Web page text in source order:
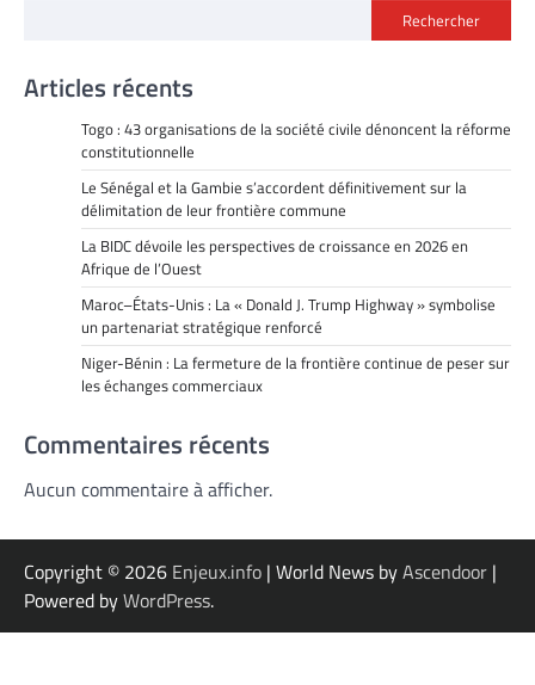
Rechercher
Articles récents
Togo : 43 organisations de la société civile dénoncent la réforme
constitutionnelle
Le Sénégal et la Gambie s’accordent définitivement sur la
délimitation de leur frontière commune
La BIDC dévoile les perspectives de croissance en 2026 en
Afrique de l’Ouest
Maroc–États-Unis : La « Donald J. Trump Highway » symbolise
un partenariat stratégique renforcé
Niger-Bénin : La fermeture de la frontière continue de peser sur
les échanges commerciaux
Commentaires récents
Aucun commentaire à afficher.
Copyright © 2026 Enjeux.info | World News byAscendoor |
Powered byWordPress.